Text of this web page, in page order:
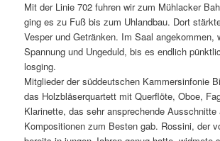
Mit der Linie 702 fuhren wir zum Mühlacker
ging es zu Fuß bis zum Uhlandbau. Dort
Vesper und Getränken. Im Saal angekommen,
Spannung und Ungeduld, bis es endlich
losging.
Mitglieder der süddeutschen Kammersinfonie
das Holzbläserquartett mit Querflöte, Oboe,
Klarinette, das sehr ansprechende
Kompositionen zum Besten gab. Rossini, der